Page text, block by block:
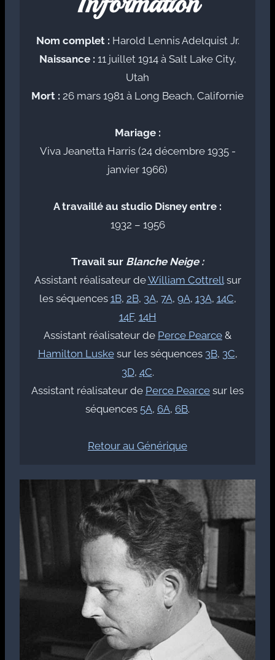
Nom complet : Harold Lennis Adelquist Jr.
Naissance : 11 juillet 1914 à Salt Lake City,
Utah
Mort : 26 mars 1981 à Long Beach, Californie
Mariage :
Viva Jeanetta Harris (24 décembre 1935 -
janvier 1966)
A travaillé au studio Disney entre :
1932 – 1956
Travail sur Blanche Neige :
Assistant réalisateur deWilliam Cottrell sur
les séquences 1B, 2B, 3A, 7A, 9A, 13A, 14C,
14F, 14H
Assistant réalisateur de Perce Pearce &
Hamilton Luskesur les séquences 3B, 3C,
3D, 4C.
Assistant réalisateur de Perce Pearce sur les
séquences 5A, 6A, 6B.
Retour au Générique